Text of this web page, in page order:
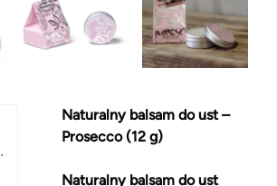
,
Naturalny balsam do ust –
Prosecco (12 g)
Naturalny balsam do ust